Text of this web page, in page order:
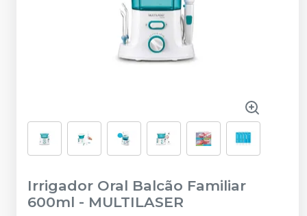
Irrigador Oral Balcão Familiar
600ml - MULTILASER